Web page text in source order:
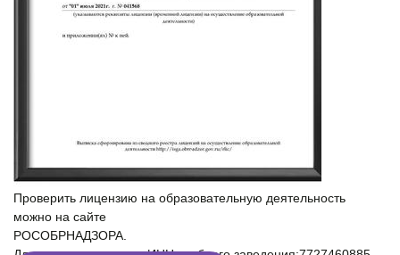
Проверить лицензию на образовательную деятельность
можно на сайте
РОСОБРНАДЗОРА.